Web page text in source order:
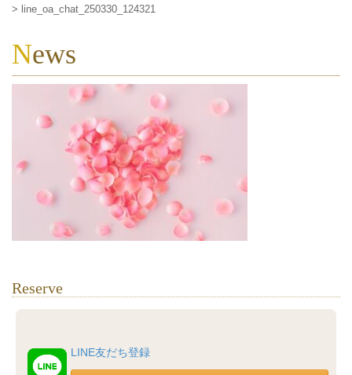
>
line_oa_chat_250330_124321
News
Reserve
LINE友だち登録